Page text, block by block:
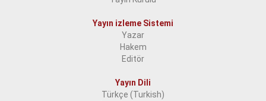
Yayın izleme Sistemi
Yazar
Hakem
Editör
Yayın Dili
Türkçe (Turkish)